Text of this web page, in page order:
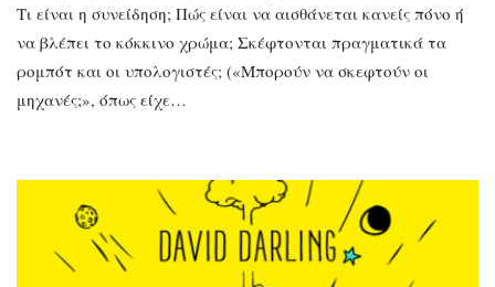
Τι είναι η συνείδηση; Πώς είναι να αισθάνεται κανείς πόνο ή
να βλέπει το κόκκινο χρώμα; Σκέφτονται πραγματικά τα
ρομπότ και οι υπολογιστές; («Μπορούν να σκεφτούν οι
μηχανές;», όπως είχε…